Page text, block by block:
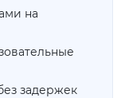
на
задержек